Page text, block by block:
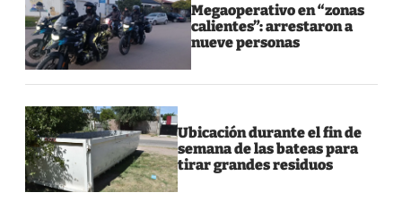
Megaoperativo en “zonas
calientes”: arrestaron a
nueve personas
Ubicación durante el fin de
semana de las bateas para
tirar grandes residuos